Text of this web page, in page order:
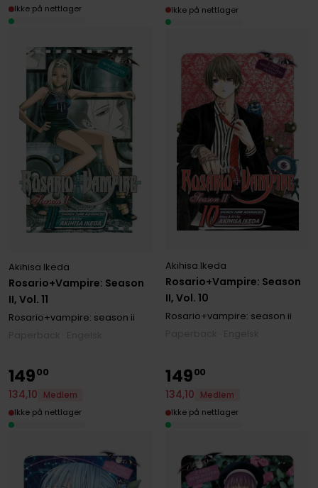
Rosario+Vampire: Season
II, Vol. 11
Akihisa Ikeda
Rosario+vampire: season ii
Ikke på nettlager
Rosario+Vampire: Season
II, Vol. 10
Akihisa Ikeda
Rosario+vampire: season ii
Ikke på nettlager
14900
134,10
Medlem
Ikke på nettlager
14900
134,10
Medlem
Ikke på nettlager